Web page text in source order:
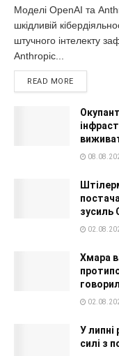
Моделі OpenAI та
шкідливій
штучного інтелекту
Anthropic...
READ MORE
зусиль
Хмара
У липні
силі з